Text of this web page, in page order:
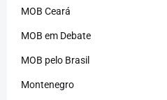
MOB Ceará
MOB em Debate
MOB pelo Brasil
Montenegro